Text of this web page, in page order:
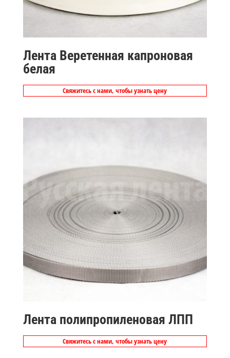
Лента Веретенная капроновая
белая
Свяжитесь с нами, чтобы узнать цену
Лента полипропиленовая ЛПП
Свяжитесь с нами, чтобы узнать цену